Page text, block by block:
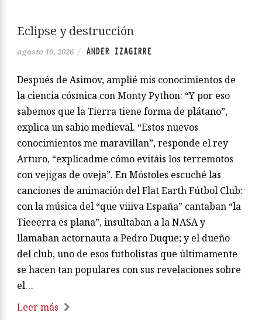
Eclipse y destrucción
agosto 10, 2026 / ANDER IZAGIRRE
Después de Asimov, amplié mis conocimientos de
la ciencia cósmica con Monty Python: “Y por eso
sabemos que la Tierra tiene forma de plátano”,
explica un sabio medieval. “Estos nuevos
conocimientos me maravillan”, responde el rey
Arturo, “explicadme cómo evitáis los terremotos
con vejigas de oveja”. En Móstoles escuché las
canciones de animación del Flat Earth Fútbol Club:
con la música del “que viiiva España” cantaban “la
Tieeerra es plana”, insultaban a la NASA y
llamaban actornauta a Pedro Duque; y el dueño
del club, uno de esos futbolistas que últimamente
se hacen tan populares con sus revelaciones sobre
el…
Leer más